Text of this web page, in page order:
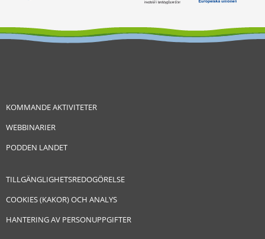
KOMMANDE AKTIVITETER
WEBBINARIER
PODDEN LANDET
TILLGÄNGLIGHETSREDOGÖRELSE
COOKIES (KAKOR) OCH ANALYS
HANTERING AV PERSONUPPGIFTER